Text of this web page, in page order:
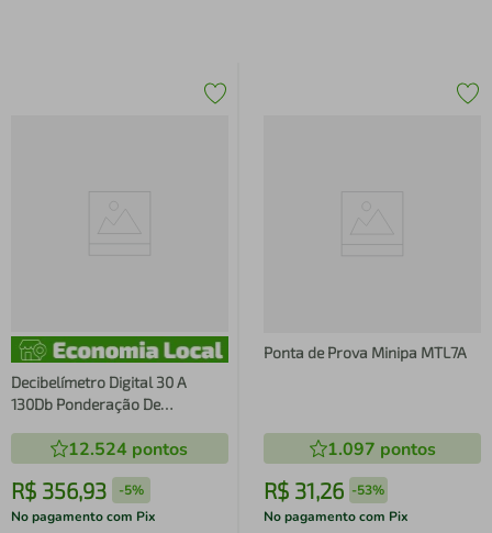
Decibelímetro Digital 30 A
130Db Ponderação De
12.524 pontos
R$ 356,93 -5%
No pagamento com Pix
Ponta de Prova Minipa MTL7A
1.097 pontos
R$ 31,26 -53%
No pagamento com Pix